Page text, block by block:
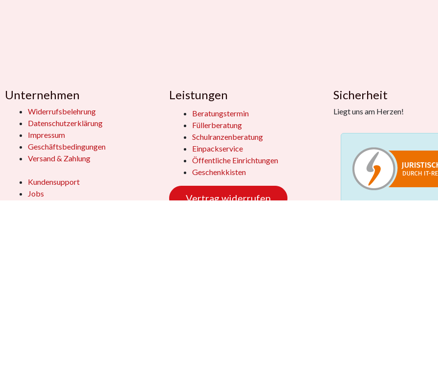
Unternehmen
Widerrufsbelehrung
Datenschutzerklärung
Impressum
Geschäftsbedingungen
Versand & Zahlung
Kundensupport
Jobs
Sicherheit
Liegt uns am Herzen!
Leistungen
Beratungstermin
Füllerberatung
Schulranzenberatung
Einpackservice
Öffentliche Einrichtungen
Geschenkkisten
Vertrag widerrufen